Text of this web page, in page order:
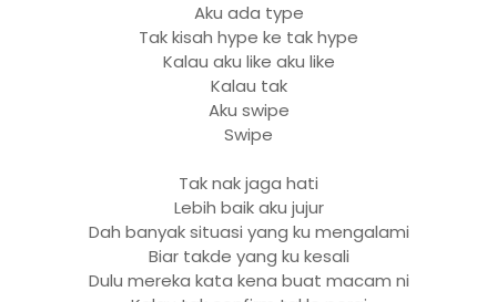
Aku ada type
Tak kisah hype ke tak hype
Kalau aku like aku like
Kalau tak
Aku swipe
Swipe
Tak nak jaga hati
Lebih baik aku jujur
Dah banyak situasi yang ku mengalami
Biar takde yang ku kesali
Dulu mereka kata kena buat macam ni